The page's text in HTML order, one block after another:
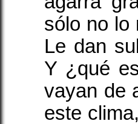
sólo no lo
Le dan
Y ¿qué
vayan de
este